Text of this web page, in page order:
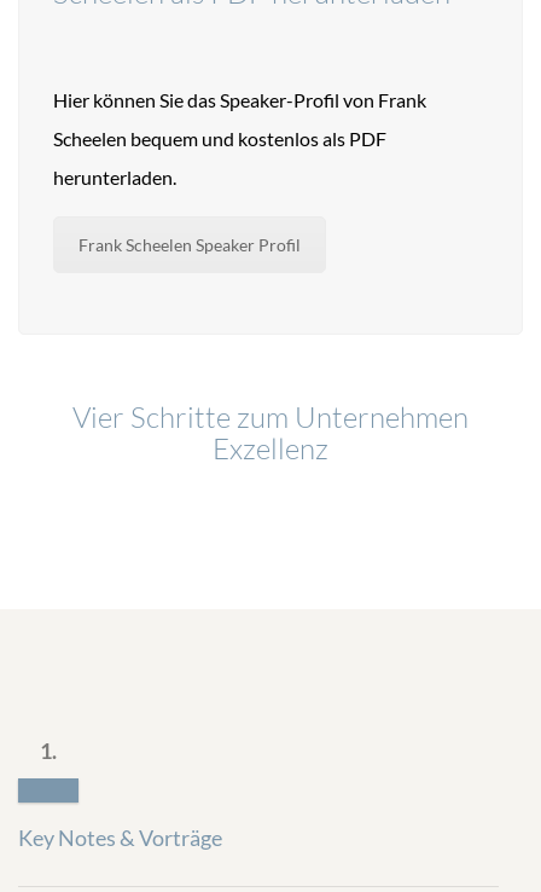
Hier können Sie das Speaker-Profil von Frank
Scheelen bequem und kostenlos als PDF
herunterladen.
Frank Scheelen Speaker Profil
Vier Schritte zum Unternehmen
Exzellenz
1.
Key Notes & Vorträge